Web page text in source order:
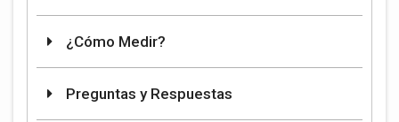
¿Cómo Medir?
Preguntas y Respuestas